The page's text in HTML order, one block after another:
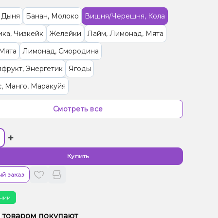
Дыня Банан, Молоко
Вишня/Черешня, Кола
Чизкейк
Желейки
Лайм, Лимонад, Мята
Лимонад, Смородина
Энергетик
Ягоды
Манго, Маракуйя
Малина, Черника/Голубика
Малина, Мороженое
Банан, Клубника
Малина, Персик
Дыня, Мята, Черника/Голубика
Грейпфрут
Джем, Мандарин
Мороженое, Персик
Смотреть все
+
Купить
заказ
товаром покупают